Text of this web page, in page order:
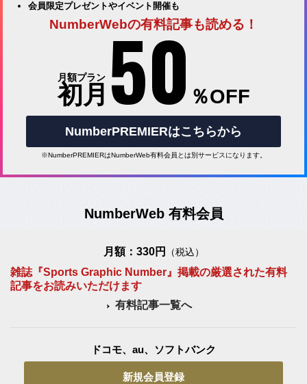
会員限定プレゼントやイベント開催も
NumberWebの有料記事も読める！
月額プラン
初月 50 ％OFF
NumberPREMIERはこちらから
※NumberPREMIERはNumberWeb有料会員とは別サービスになります。
NumberWeb 有料会員
月額：330円 （税込）
雑誌『Sports Graphic Number』掲載の厳選された有料
記事をお読みいただけます
有料記事一覧へ
ドコモ、au、ソフトバンク
新規会員登録